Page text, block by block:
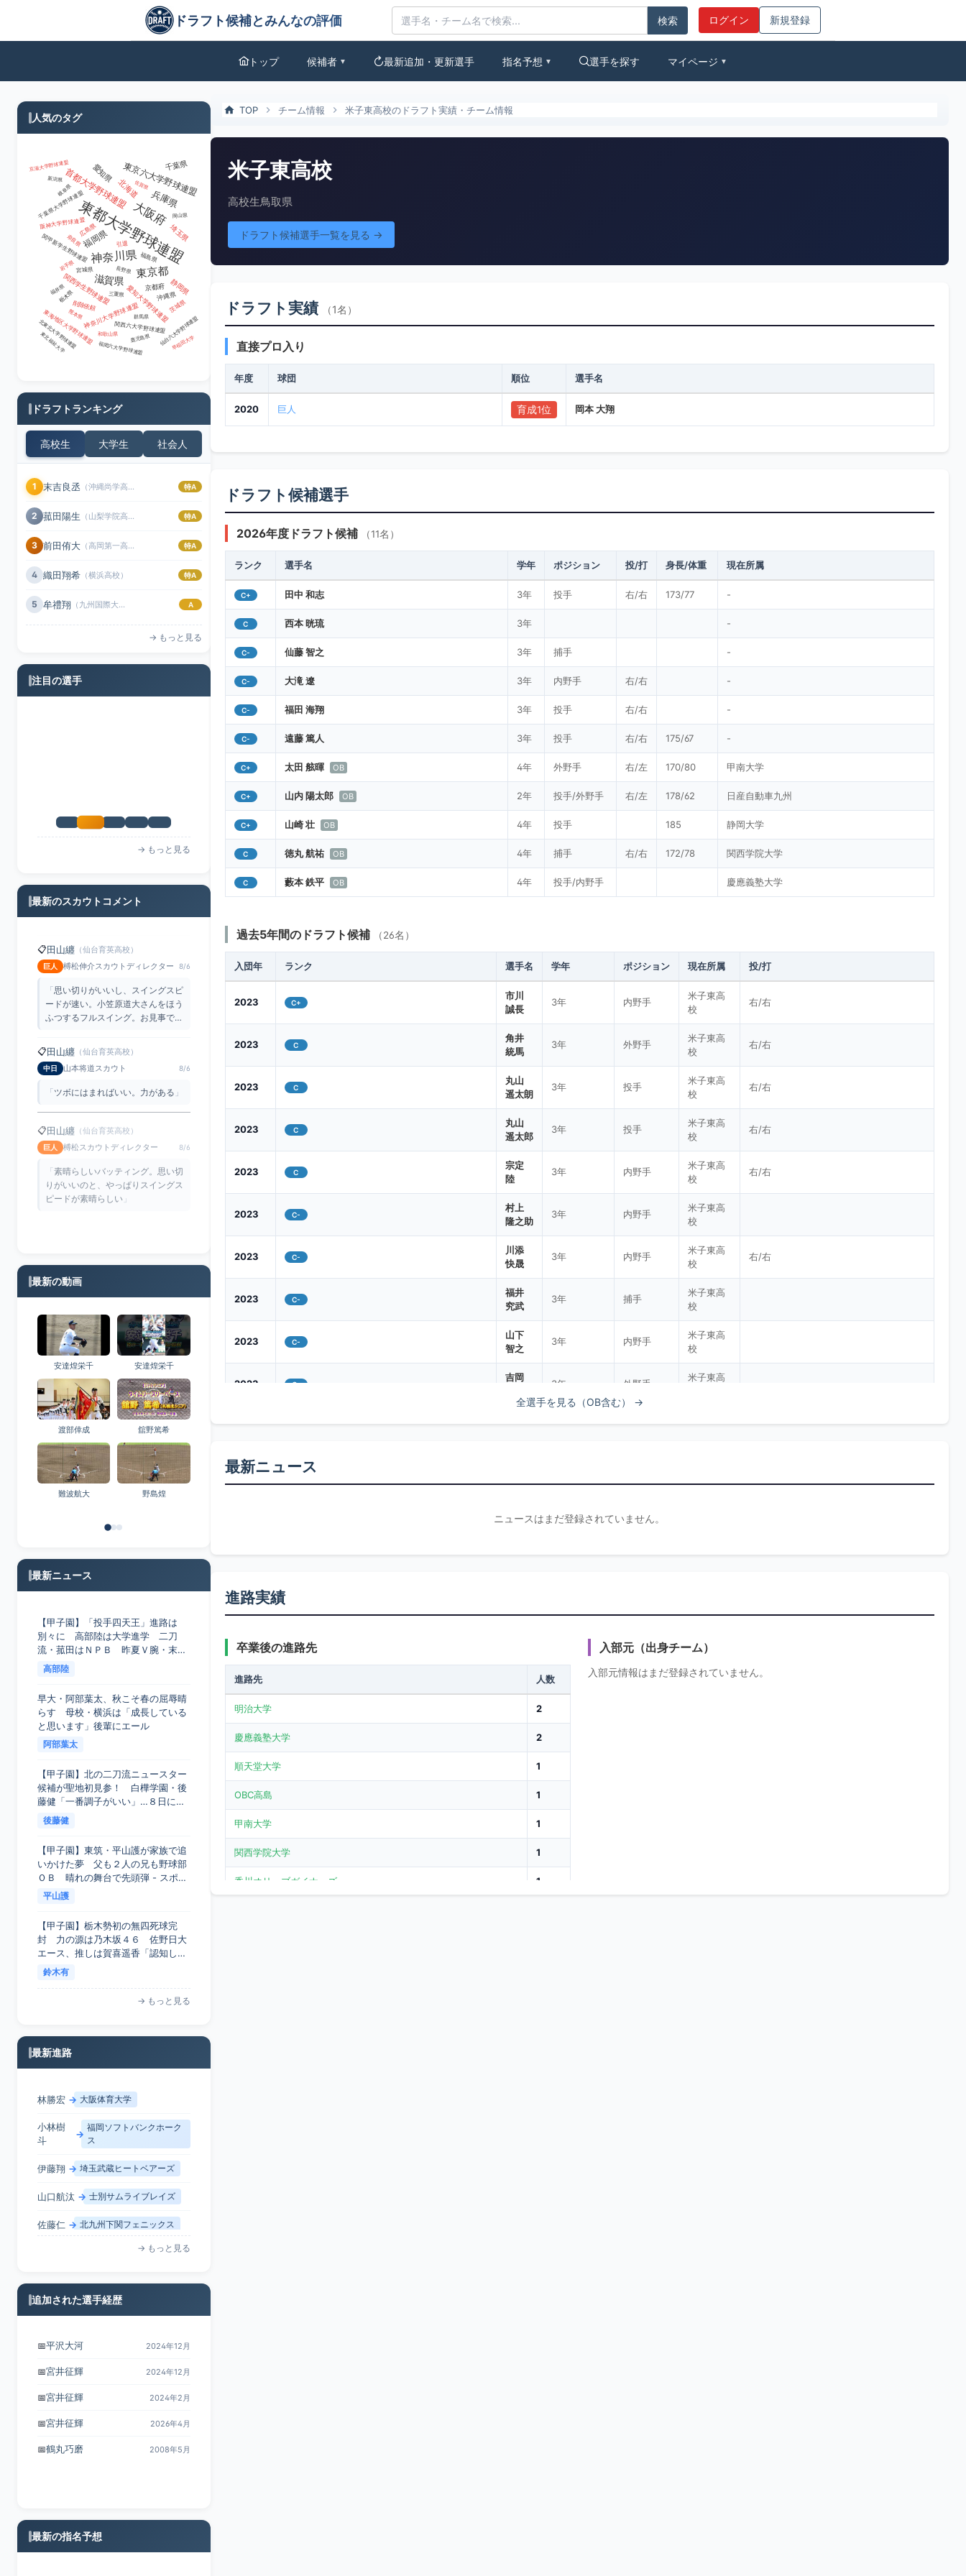
米子東高校のドラフト実績・チーム情報 | ドラフト候補とみんなの評価
ドラフト候補とみんなの評価
ログイン 新規登録
トップ 候補者 ▼ 最新追加・更新選手 指名予想 ▼ 選手を探す マイページ ▼
TOP チーム情報 米子東高校のドラフト実績・チーム情報
米子東高校
高校生鳥取県
ドラフト候補選手一覧を見る →
ドラフト実績 （1名）
直接プロ入り
年度 球団 順位 選手名
2020 巨人 育成1位 岡本 大翔
ドラフト候補選手
2026年度ドラフト候補 （11名）
ランク 選手名 学年 ポジション 投/打 身長/体重 現在所属
C+ 田中 和志 3年 投手 右/右 173/77 -
C 西本 晄琉 3年 -
C- 仙藤 智之 3年 捕手 -
C- 大滝 遼 3年 内野手 右/右 -
C- 福田 海翔 3年 投手 右/右 -
C- 遠藤 篤人 3年 投手 右/右 175/67 -
C+ 太田 舷暉 OB 4年 外野手 右/左 170/80 甲南大学
C+ 山内 陽太郎 OB 2年 投手/外野手 右/左 178/62 日産自動車九州
C+ 山崎 壮 OB 4年 投手 185 静岡大学
C 徳丸 航祐 OB 4年 捕手 右/右 172/78 関西学院大学
C 藪本 鉄平 OB 4年 投手/内野手 慶應義塾大学
過去5年間のドラフト候補 （26名）
入団年 ランク 選手名 学年 ポジション 現在所属 投/打
2023 C+
市川
誠長
3年 内野手
米子東高
校
右/右
2023 C
角井
統馬
3年 外野手
米子東高
校
右/右
2023 C
丸山
遥太朗
3年 投手
米子東高
校
右/右
2023 C
丸山
遥太郎
3年 投手
米子東高
校
右/右
2023 C
宗定
陸
3年 内野手
米子東高
校
右/右
2023 C-
村上
隆之助
3年 内野手
米子東高
校
2023 C-
川添
快晟
3年 内野手
米子東高
校
右/右
2023 C-
福井
究武
3年 捕手
米子東高
校
2023 C-
山下
智之
3年 内野手
米子東高
校
2023 C-
吉岡
3年 外野手
米子東高
2023 C- 3年 内野手
2023 C-
寛人
2022 C 2年 投手 金沢大学 右/右
2022
明・未定
2021 3年 外野手 関西大学 右/右
2020 C+ 4年
2020
2020 C 4年
2020
2020 C 4年 内野手 右/右
全選手を見る（OB含む） →
最新ニュース
ニュースはまだ登録されていません。
進路実績
卒業後の進路先
進路先 人数
明治大学 2
慶應義塾大学 2
順天堂大学 1
OBC高島 1
甲南大学 1
関西学院大学 1
香川オリーブガイナーズ 1
入部元（出身チーム）
入部元情報はまだ登録されていません。
人気のタグ
東都大学野球連盟
大阪府
神奈川県
東京都
滋賀県
兵庫県
首都大学野球連盟東京六大学野球連盟
福岡県
北海道
愛知県 千葉県
埼玉県
静岡県
京都府
関西学生野球連盟 愛知大学野球連盟
神奈川大学野球連盟
沖縄県
削除依頼
広島県
引退
茨城県
福島県
東海地区大学野球連盟
宮城県
関西六大学野球連盟
関甲新学生野球連盟
阪神大学野球連盟
千葉県大学野球連盟
奈良県
栃木県
仙台六大学野球連盟
三重県
岩手県
岐阜県
和歌山県
長野県
福井県
熊本県
北東北大学野球連盟
群馬県
岡山県
鹿児島県
福岡六大学野球連盟 早稲田大学
京滋大学野球連盟
新潟県
佐賀県
東北福祉大学
ドラフトランキング
高校生 大学生 社会人
1 末吉良丞 （沖縄尚学高校） 特A
2 菰田陽生 （山梨学院高校） 特A
3 前田侑大 （高岡第一高校） 特A
4 織田翔希 （横浜高校） 特A
5 牟禮翔 （九州国際大付属高校） A
→ もっと見る
注目の選手
→ もっと見る
最新のスカウトコメント
📋田山纏 （仙台育英高校）
巨人 榑松伸介スカウトディレクター 8/6
「思い切りがいいし、スイングスピ
ードが速い。小笠原道大さんをほう
ふつするフルスイング。お見事で
📋田山纏 （仙台育英高校）
中日 山本将道スカウト 8/6
「ツボにはまればいい。力がある 」
📋 田山纏 （仙台育英高校）
巨人 榑松スカウトディレクター
「素晴らしいバッティング。思い切
りがいいのと、やっぱりスイングス
ピードが素晴らしい 」
最新の動画
安達煌栄千 安達煌栄千
渡部倖成 舘野篤希
難波航大 野島煌
最新ニュース
【甲子園】「投手四天王」進路は
別々に 高部陸は大学進学 二刀
流・菰田はＮＰＢ 昨夏Ｖ腕・末
吉、１５７キロ右腕・織田は… - ス
ポーツ報知
高部陸
早大・阿部葉太、秋こそ春の屈辱晴
らす 母校・横浜は「成長している
と思います」後輩にエール
阿部葉太
【甲子園】北の二刀流ニュースター
候補が聖地初見参！ 白樺学園・後
藤健「一番調子がいい」…８日に東
日本国際大昌平戦 - スポーツ報知
後藤健
【甲子園】東筑・平山護が家族で追
いかけた夢 父も２人の兄も野球部
ＯＢ 晴れの舞台で先頭弾 - スポー
ツ報知
平山護
【甲子園】栃木勢初の無四死球完
封 力の源は乃木坂４６ 佐野日大
エース、推しは賀喜遥香「認知して
くれるだけで、ありがたい」 - スポ
ーツ報知
鈴木有
→ もっと見る
最新進路
小林樹
→
福岡ソフトバンクホーク
伊藤翔 埼玉武蔵ヒートベアーズ
山口航汰 → 士別サムライブレイズ
佐藤仁 → 北九州下関フェニックス
知名椋平 → 沖縄大学
→ もっと見る
追加された選手経歴
📅宮井征輝 2024年12月
📅宮井征輝 2024年2月
📅宮井征輝 2026年4月
📅鶴丸巧磨 2008年5月
📅須藤雅仁 2021年4月
最新の指名予想